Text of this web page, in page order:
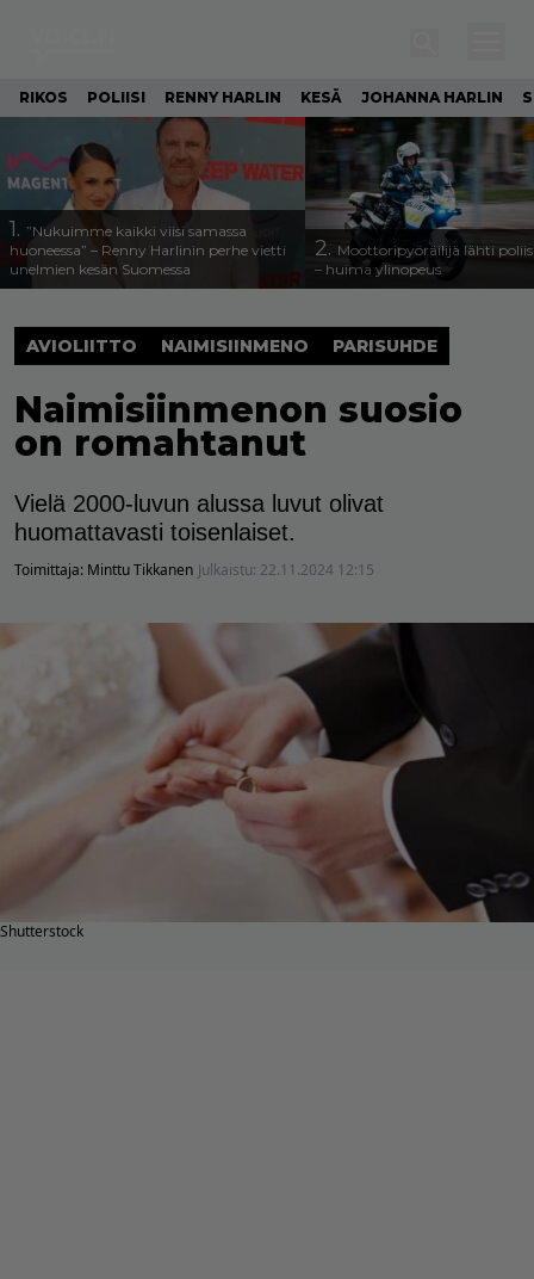
RIKOS POLIISI RENNY HARLIN KESÄ JOHANNA HARLIN
1. ”Nukuimme kaikki viisi samassa
huoneessa” – Renny Harlinin perhe vietti
unelmien kesän Suomessa
2. Moottoripyöräilijä lähti
– huima ylinopeus
AVIOLIITTO NAIMISIINMENO PARISUHDE
Naimisiinmenon suosio
on romahtanut
Vielä 2000-luvun alussa luvut olivat
huomattavasti toisenlaiset.
Toimittaja: Minttu Tikkanen Julkaistu: 22.11.2024 12:15
Shutterstock